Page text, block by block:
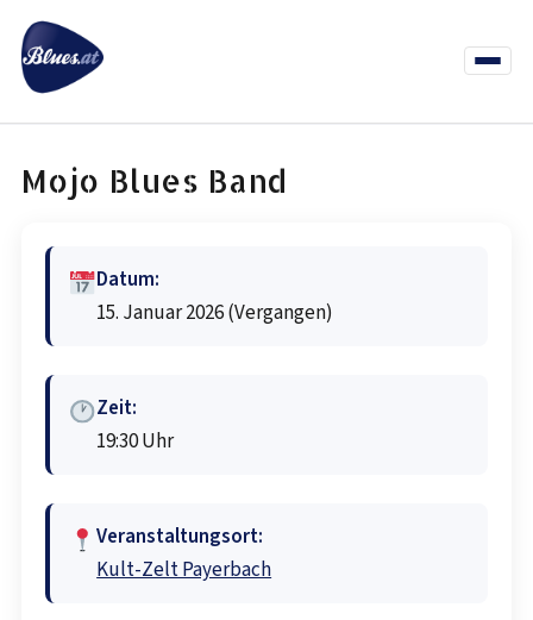
Inhalt
springen
Menü
Mojo Blues Band
Datum:
15. Januar 2026(Vergangen)
Zeit:
19:30 Uhr
Veranstaltungsort:
Kult-Zelt Payerbach